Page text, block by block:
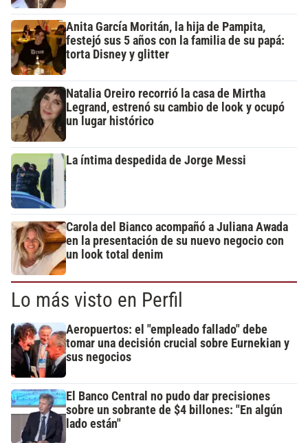
Anita García Moritán, la hija de Pampita,
festejó sus 5 años con la familia de su papá:
torta Disney y glitter
Natalia Oreiro recorrió la casa de Mirtha
Legrand, estrenó su cambio de look y ocupó
un lugar histórico
La íntima despedida de Jorge Messi
Carola del Bianco acompañó a Juliana Awada
en la presentación de su nuevo negocio con
un look total denim
Lo más visto en Perfil
Aeropuertos: el "empleado fallado" debe
tomar una decisión crucial sobre Eurnekian y
sus negocios
El Banco Central no pudo dar precisiones
sobre un sobrante de $4 billones: "En algún
lado están"